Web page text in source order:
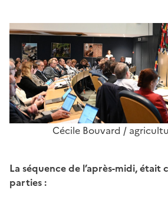
Cécile Bouvard /
La séquence de l’après-midi, était
parties :